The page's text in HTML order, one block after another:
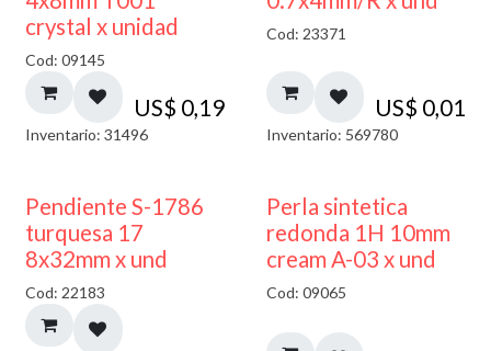
crystal x unidad
Cod: 09145
US$ 0,19
Inventario: 31496
Cod: 23371
US$ 0,01
Inventario: 569780
50% DESCUENTO
Pendiente S-1786
turquesa 17
8x32mm x und
Cod: 22183
Perla sintetica
redonda 1H 10mm
cream A-03 x und
Cod: 09065